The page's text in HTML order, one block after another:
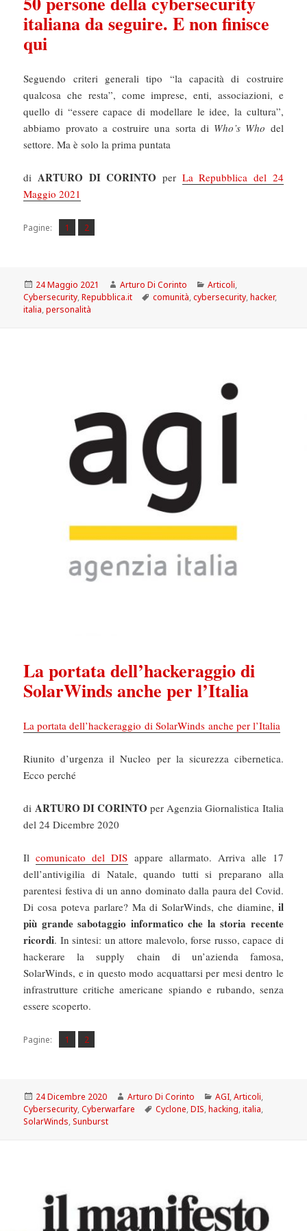
italiana da seguire. E non finisce
qui
Seguendo criteri generali tipo “la capacità di costruire
qualcosa che resta”, come imprese, enti, associazioni, e
quello di “essere capace di modellare le idee, la cultura”,
abbiamo provato a costruire una sorta di Who’s Who del
settore. Ma è solo la prima puntata
di ARTURO DI CORINTO per La Repubblica del 24
Maggio 2021
Pagine: Pagina
1 ,
Pagina
2
Scritto
il
24 Maggio 2021 Autore
Arturo Di Corinto Categorie
Articoli,
Cybersecurity,Repubblica.it Tag
comunità,cybersecurity,hacker,
italia,personalità
La portata dell’hackeraggio di
SolarWinds anche per l’Italia
La portata dell’hackeraggio di SolarWinds anche per l’Italia
Riunito d’urgenza il Nucleo per la sicurezza cibernetica.
Ecco perché
di ARTURO DI CORINTO per Agenzia Giornalistica Italia
del 24 Dicembre 2020
Ilcomunicato del DIS appare allarmato. Arriva alle 17
dell’antivigilia di Natale, quando tutti si preparano alla
parentesi festiva di un anno dominato dalla paura del Covid.
Di cosa poteva parlare? Ma di SolarWinds, che diamine, il
più grande sabotaggio informatico che la storia recente
ricordi. In sintesi: un attore malevolo, forse russo, capace di
hackerare la supply chain di un’azienda famosa,
SolarWinds, e in questo modo acquattarsi per mesi dentro le
infrastrutture critiche americane spiando e rubando, senza
essere scoperto.
Pagine: Pagina
1 ,
Pagina
2
Scritto
il
24 Dicembre 2020 Autore
Arturo Di Corinto Categorie
AGI,Articoli,
Cybersecurity,Cyberwarfare Tag
Cyclone,DIS,hacking,italia,
SolarWinds,Sunburst